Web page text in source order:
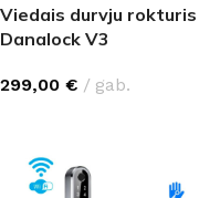
Viedais durvju rokturis
Danalock V3
299,00 € gab.